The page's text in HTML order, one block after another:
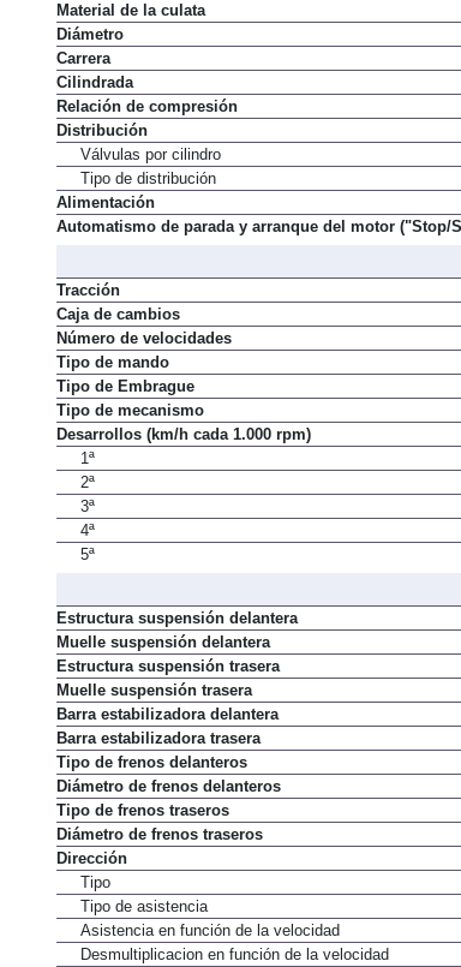
Material de la culata
Diámetro
Carrera
Cilindrada
Relación de compresión
Distribución
Válvulas por cilindro
Tipo de distribución
Alimentación
Automatismo de parada y arranque del motor ("Stop/
Tracción
Caja de cambios
Número de velocidades
Tipo de mando
Tipo de Embrague
Tipo de mecanismo
Desarrollos (km/h cada 1.000 rpm)
1ª
2ª
3ª
4ª
5ª
Estructura suspensión delantera
Muelle suspensión delantera
Estructura suspensión trasera
Muelle suspensión trasera
Barra estabilizadora delantera
Barra estabilizadora trasera
Tipo de frenos delanteros
Diámetro de frenos delanteros
Tipo de frenos traseros
Diámetro de frenos traseros
Dirección
Tipo
Tipo de asistencia
Asistencia en función de la velocidad
Desmultiplicacion en función de la velocidad